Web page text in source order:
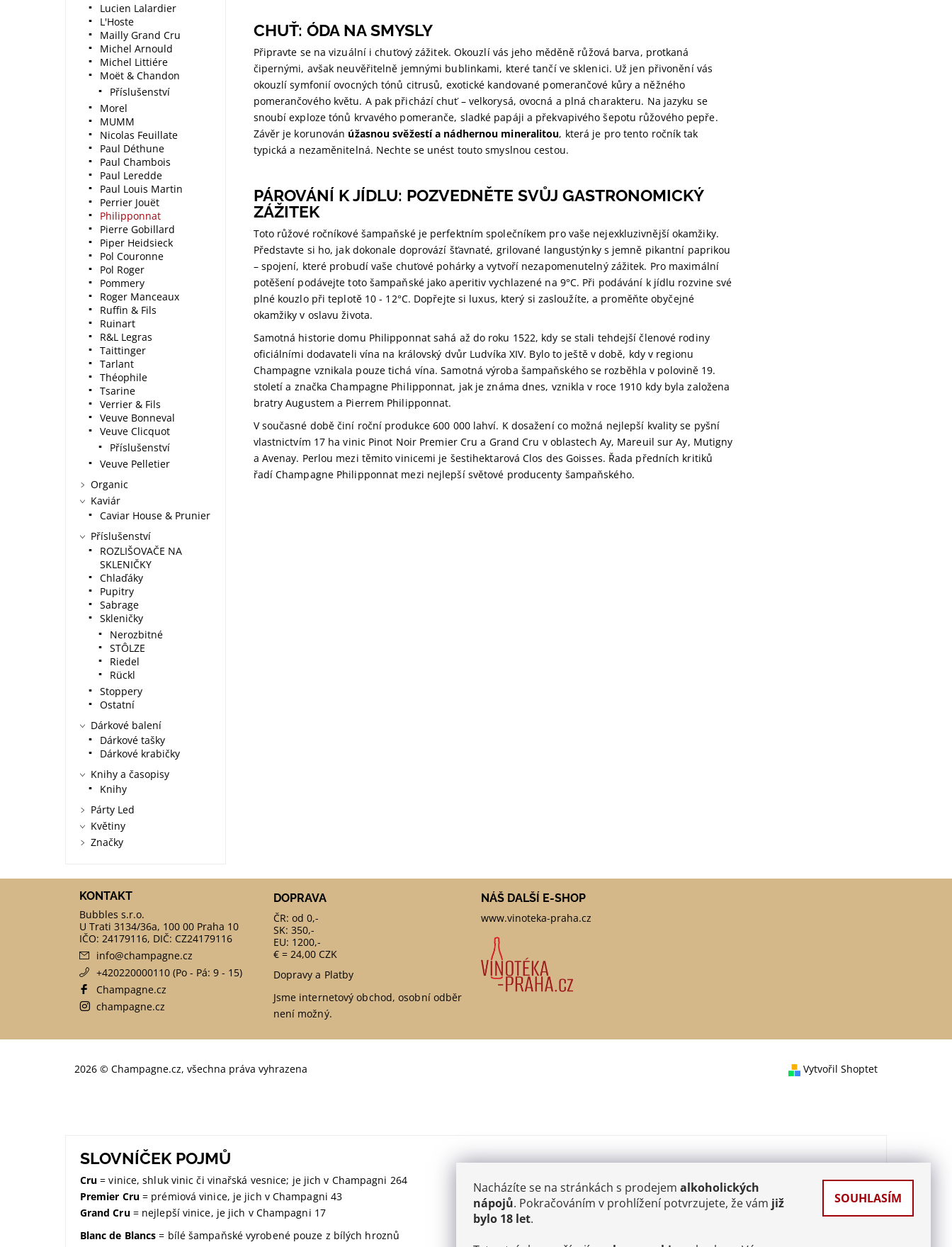
CHUŤ: ÓDA NA SMYSLY
Připravte se na vizuální i chuťový zážitek. Okouzlí vás jeho měděně růžová barva, protkaná
čipernými, avšak neuvěřitelně jemnými bublinkami, které tančí ve sklenici. Už jen přivonění vás
okouzlí symfonií ovocných tónů citrusů, exotické kandované pomerančové kůry a něžného
pomerančového květu. A pak přichází chuť – velkorysá, ovocná a plná charakteru. Na jazyku se
snoubí exploze tónů krvavého pomeranče, sladké papáji a překvapivého šepotu růžového pepře.
Závěr je korunován úžasnou svěžestí a nádhernou mineralitou, která je pro tento ročník tak
typická a nezaměnitelná. Nechte se unést touto smyslnou cestou.
PÁROVÁNÍ K JÍDLU: POZVEDNĚTE SVŮJ GASTRONOMICKÝ
ZÁŽITEK
Toto růžové ročníkové šampaňské je perfektním společníkem pro vaše nejexkluzivnější okamžiky.
Představte si ho, jak dokonale doprovází šťavnaté, grilované langustýnky s jemně pikantní paprikou
– spojení, které probudí vaše chuťové pohárky a vytvoří nezapomenutelný zážitek. Pro maximální
potěšení podávejte toto šampaňské jako aperitiv vychlazené na 9°C. Při podávání k jídlu rozvine své
plné kouzlo při teplotě 10 - 12°C. Dopřejte si luxus, který si zasloužíte, a proměňte obyčejné
okamžiky v oslavu života.
Samotná historie domu Philipponnat sahá až do roku 1522, kdy se stali tehdejší členové rodiny
oficiálními dodavateli vína na královský dvůr Ludvíka XIV. Bylo to ještě v době, kdy v regionu
Champagne vznikala pouze tichá vína. Samotná výroba šampaňského se rozběhla v polovině 19.
století a značka Champagne Philipponnat, jak je známa dnes, vznikla v roce 1910 kdy byla založena
bratry Augustem a Pierrem Philipponnat.
V současné době činí roční produkce 600 000 lahví. K dosažení co možná nejlepší kvality se pyšní
vlastnictvím 17 ha vinic Pinot Noir Premier Cru a Grand Cru v oblastech Ay, Mareuil sur Ay, Mutigny
a Avenay. Perlou mezi těmito vinicemi je šestihektarová Clos des Goisses. Řada předních kritiků
řadí Champagne Philipponnat mezi nejlepší světové producenty šampaňského.
Lucien Lalardier
L'Hoste
Mailly Grand Cru
Michel Arnould
Michel Littiére
Moët & Chandon
Příslušenství
Morel
MUMM
Nicolas Feuillate
Paul Déthune
Paul Chambois
Paul Leredde
Paul Louis Martin
Perrier Jouët
Philipponnat
Pierre Gobillard
Piper Heidsieck
Pol Couronne
Pol Roger
Pommery
Roger Manceaux
Ruffin & Fils
Ruinart
R&L Legras
Taittinger
Tarlant
Théophile
Tsarine
Verrier & Fils
Veuve Bonneval
Veuve Clicquot
Příslušenství
Veuve Pelletier
Organic
Kaviár
Caviar House & Prunier
Příslušenství
ROZLIŠOVAČE NA
SKLENIČKY
Chlaďáky
Pupitry
Sabrage
Skleničky
Nerozbitné
STÔLZE
Riedel
Rückl
Stoppery
Ostatní
Dárkové balení
Dárkové tašky
Dárkové krabičky
Knihy a časopisy
Knihy
Párty Led
Květiny
Značky
KONTAKT
info@champagne.cz
+420220000110 (Po - Pá: 9 - 15)
Champagne.cz
champagne.cz
DOPRAVA
ČR: od 0,-
SK: 350,-
EU: 1200,-
€ = 24,00 CZK
Dopravy a Platby
Jsme internetový obchod, osobní odběr
není možný.
NÁŠ DALŠÍ E-SHOP
www.vinoteka-praha.cz
2026 © Champagne.cz, všechna práva vyhrazena Vytvořil Shoptet
SLOVNÍČEK POJMŮ
Cru = vinice, shluk vinic či vinařská vesnice; je jich v Champagni 264
Premier Cru= prémiová vinice, je jich v Champagni 43
Grand Cru= nejlepší vinice, je jich v Champagni 17
Blanc de Blancs = bílé šampaňské vyrobené pouze z bílých hroznů
Nacházíte se na stránkách s prodejem alkoholických
nápojů. Pokračováním v prohlížení potvrzujete, že vám již
bylo 18 let.
SOUHLASÍM